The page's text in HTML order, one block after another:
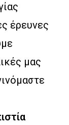
έρευνες
μας